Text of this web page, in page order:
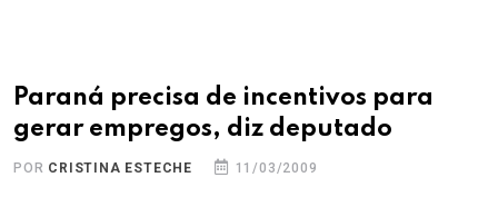
Paraná precisa de incentivos para
gerar empregos, diz deputado
POR CRISTINA ESTECHE 11/03/2009